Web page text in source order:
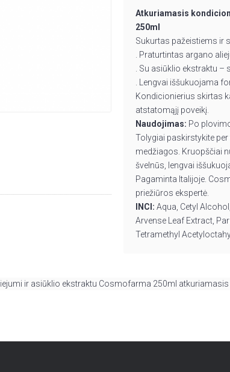
Atkuriamasis
250ml
Sukurtas pažeistiems ir
. Praturtintas argano
. Su asiūklio ekstraktu
. Lengvai iššukuojama
Kondicionierius skirtas
atstatomąjį poveikį.
Naudojimas: Po
Tolygiai paskirstykite
medžiagos. Kruopščiai
švelnūs, lengvai
Pagaminta Italijoje.
priežiūros ekspertė.
INCI: Aqua, Cetyl
Arvense Leaf Extract,
Tetramethyl
ir asiūklio ekstraktu Cosmofarma 250ml atkuriamasis